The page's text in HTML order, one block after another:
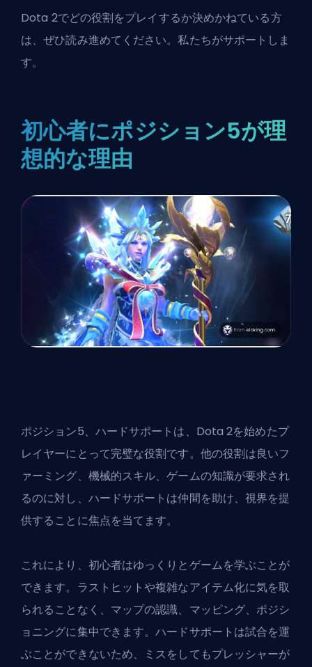
Dota 2でどの役割をプレイするか決めかねている方
は、ぜひ読み進めてください。私たちがサポートしま
す。
初心者にポジション5が理
想的な理由
ポジション5、ハードサポートは、Dota 2を始めたプ
レイヤーにとって完璧な役割です。他の役割は良いフ
ァーミング、機械的スキル、ゲームの知識が要求され
るのに対し、ハードサポートは仲間を助け、視界を提
供することに焦点を当てます。
これにより、初心者はゆっくりとゲームを学ぶことが
できます。ラストヒットや複雑なアイテム化に気を取
られることなく、マップの認識、マッピング、ポジシ
ョニングに集中できます。ハードサポートは試合を運
ぶことができないため、ミスをしてもプレッシャーが